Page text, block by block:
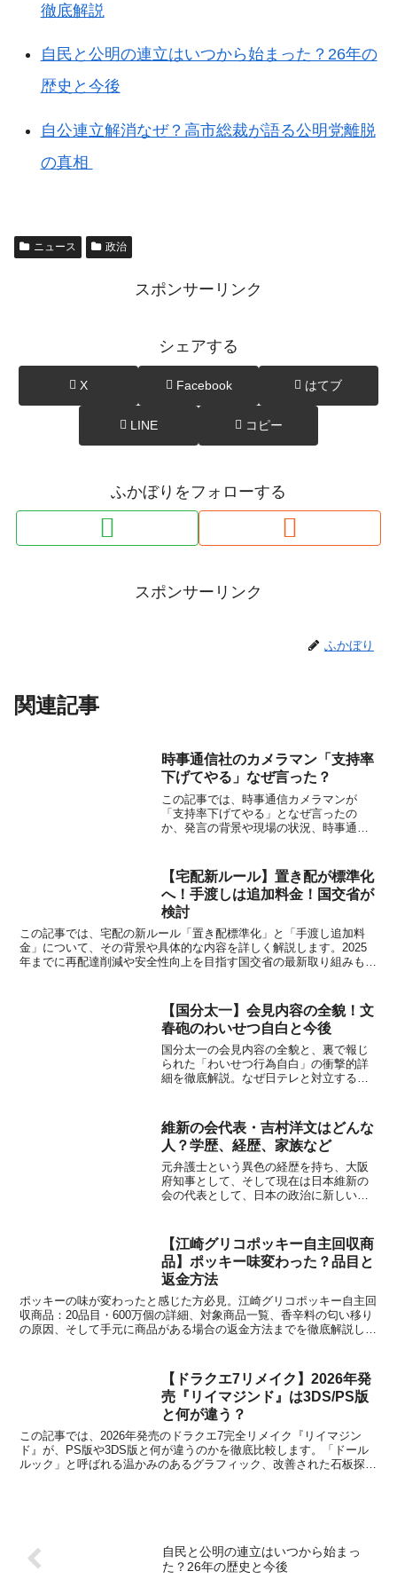
徹底解説
自民と公明の連立はいつから始まった？26年の
歴史と今後
自公連立解消なぜ？高市総裁が語る公明党離脱
の真相
ニュース 政治
スポンサーリンク
シェアする
X Facebook はてブ
LINE コピー
ふかぼりをフォローする
スポンサーリンク
ふかぼり
関連記事
時事通信社のカメラマン「支持率
下げてやる」なぜ言った？
この記事では、時事通信カメラマンが
「支持率下げてやる」となぜ言ったの
か、発言の背景や現場の状況、時事通信
【宅配新ルール】置き配が標準化
へ！手渡しは追加料金！国交省が
検討
この記事では、宅配の新ルール「置き配標準化」と「手渡し追加料
金」について、その背景や具体的な内容を詳しく解説します。2025
年までに再配達削減や安全性向上を目指す国交省の最新取り組みも紹
【国分太一】会見内容の全貌！文
春砲のわいせつ自白と今後
国分太一の会見内容の全貌と、裏で報じ
られた「わいせつ行為自白」の衝撃的詳
細を徹底解説。なぜ日テレと対立するの
す。
維新の会代表・吉村洋文はどんな
人？学歴、経歴、家族など
元弁護士という異色の経歴を持ち、大阪
府知事として、そして現在は日本維新の
会の代表として、日本の政治に新しい風
める一方、その素顔や政治家としての信
念は、まだ広く知られて...
【江崎グリコポッキー自主回収商
品】ポッキー味変わった？品目と
返金方法
ポッキーの味が変わったと感じた方必見。江崎グリコポッキー自主回
収商品：20品目・600万個の詳細、対象商品一覧、香辛料の匂い移り
の原因、そして手元に商品がある場合の返金方法までを徹底解説しま
【ドラクエ7リメイク】2026年発
売『リイマジンド』は3DS/PS版
と何が違う？
この記事では、2026年発売のドラクエ7完全リメイク『リイマジン
ド』が、PS版や3DS版と何が違うのかを徹底比較します。「ドール
ルック」と呼ばれる温かみのあるグラフィック、改善された石板探
自民と公明の連立はいつから始まっ
た？26年の歴史と今後